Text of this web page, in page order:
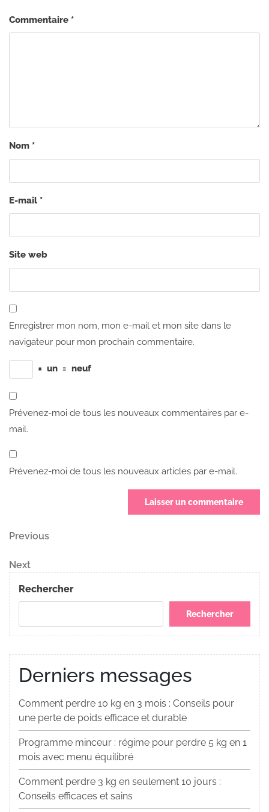
Commentaire *
Nom *
E-mail *
Site web
Enregistrer mon nom, mon e-mail et mon site dans le
navigateur pour mon prochain commentaire.
× un = neuf
Prévenez-moi de tous les nouveaux commentaires par e-
mail.
Prévenez-moi de tous les nouveaux articles par e-mail.
Navigation
de
l’article
Previous
Previous
Next
Post
Next
Rechercher
Rechercher
Derniers messages
Comment perdre 10 kg en 3 mois : Conseils pour
une perte de poids efficace et durable
Programme minceur : régime pour perdre 5 kg en 1
mois avec menu équilibré
Comment perdre 3 kg en seulement 10 jours :
Conseils efficaces et sains